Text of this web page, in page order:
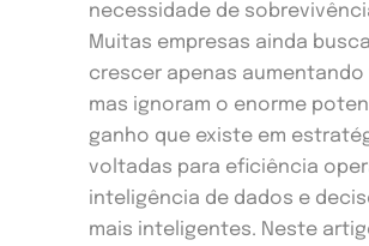
necessidade de
Muitas empresas ainda
crescer apenas aumentando
mas ignoram o enorme
ganho que existe em
voltadas para eficiência
inteligência de dados e
mais inteligentes. Neste